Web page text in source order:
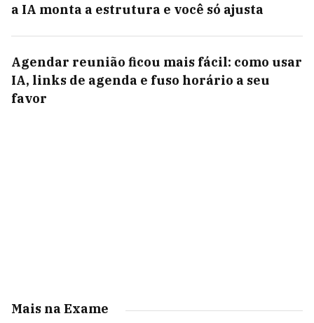
a IA monta a estrutura e você só ajusta
Agendar reunião ficou mais fácil: como usar
IA, links de agenda e fuso horário a seu
favor
Mais na Exame